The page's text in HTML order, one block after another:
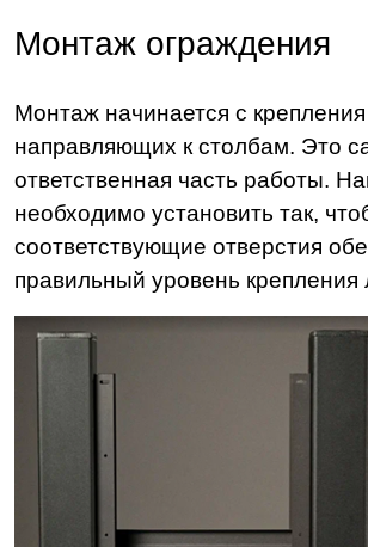
Монтаж ограждения
Монтаж начинается с крепления
направляющих к столбам. Это
ответственная часть работы.
необходимо установить так,
соответствующие отверстия
правильный уровень крепления